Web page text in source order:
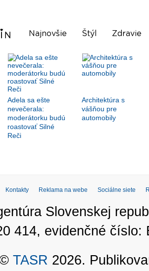
Najnovšie Štýl Zdravie
Adela sa ešte
nevečerala:
moderátorku budú
roastovať Silné
Reči
Architektúra s
vášňou pre
automobily
Kontakty Reklama na webe Sociálne siete
Slovenskej
414, evidenčné číslo:
TASR 2026.